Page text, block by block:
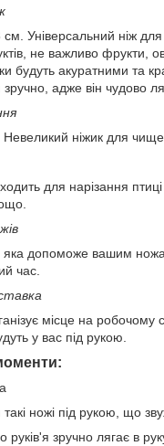
Універсальний ніж для
не важливо фрукти,
будуть акуратними та
адже він чудово
ніжик для
для нарізання
яка допоможе вашим
час.
місце на робочому
у вас під рукою.
такі ножі під рукою, що
зручно лягає в